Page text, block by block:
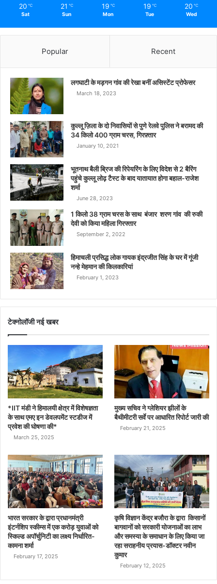
20 ℃
Sat
21 ℃
Sun
19 ℃
Mon
19 ℃
Tue
20 ℃
Wed
Popular Recent
लगघाटी के मड़गन गांव की रेखा बनीं असिस्टेंट प्रोफेसर
March 18, 2023
कुल्लू ज़िला के दो निवासियों से पुणे रेलवे पुलिस ने बरामद की
34 किलो 400 ग्राम चरस, गिरफ़्तार
January 10, 2021
भूतनाथ बैली ब्रिज की रिपेयरिंग के लिए विदेश से 2 बैरिंग
पहुंचे कुल्लू लोढ़ टैस्ट के बाद यातायात होगा बहाल-राजेश
शर्मा
June 28, 2023
1 किलो 38 ग्राम चरस के साथ बंजार शरण गांव की रुकी
देवी को किया महिला गिरफ्तार
September 2, 2022
हिमाचली प्रसिद्ध लोक गायक इंद्रजीत सिंह के घर में गूंजी
नन्हे मेहमान की किलकारियां
February 1, 2023
टेक्नोलॉजी नई खबर
*IIT मंडी ने हिमालयी क्षेत्र में विशेषज्ञता
के साथ एमए इन डेवलपमेंट स्टडीज में
प्रवेश की घोषणा की*
March 25, 2025
मुख्य सचिव ने ग्लेशियर झीलों के
बैथीमीटरी सर्वे पर आधारित रिपोर्ट जारी की
February 21, 2025
भारत सरकार के द्वारा प्रधानमंत्री
इंटर्नशिप स्कीम्स में एक करोड़ युवाओं को
स्किल्ड अपॉर्चुनिटी का लक्ष्य निर्धारित-
कामना शर्मा
February 17, 2025
कृषि विज्ञान केंद्र बजौरा के द्वारा किसानों
बागवानों को सरकारी योजनाओं का लाभ
और समस्या के समाधान के लिए किया जा
रहा सराहनीय प्रयास-डॉक्टर नवीन
कुमार
February 12, 2025